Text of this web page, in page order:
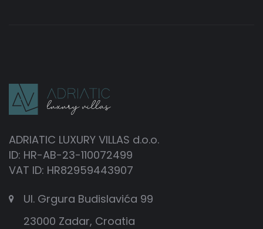
ADRIATIC LUXURY VILLAS d.o.o.
ID: HR-AB-23-110072499
VAT ID: HR82959443907
Ul. Grgura Budislavića 99
23000 Zadar, Croatia